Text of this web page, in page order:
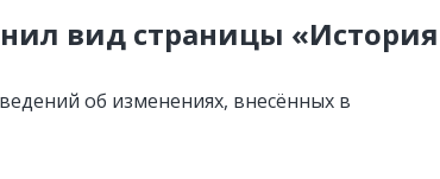
вид страницы «История
об изменениях, внесённых в